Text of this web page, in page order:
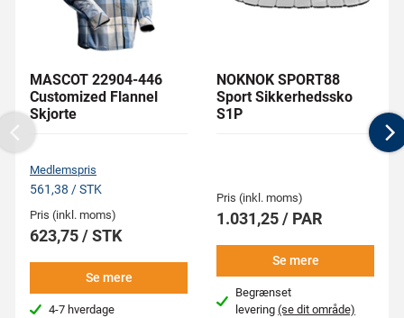
MASCOT 22904-446
Customized Flannel
Skjorte
Medlemspris
561,38 / STK
Pris (inkl. moms)
623,75 / STK
Se mere
4-7 hverdage
NOKNOK SPORT88
Sport Sikkerhedssko
S1P
Pris (inkl. moms)
1.031,25 / PAR
Se mere
Begrænset
levering(se dit område)
Previous